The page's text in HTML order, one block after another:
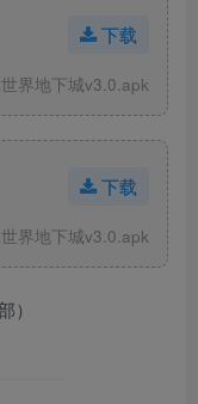
下载
界地下城v3.0.apk
下载
界地下城v3.0.apk
）